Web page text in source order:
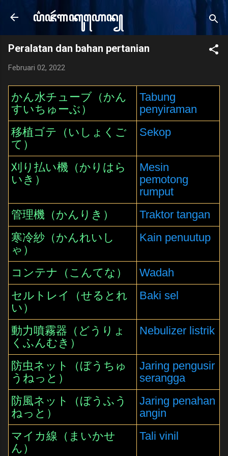
Langsung ke konten utama
ꦥ꦳ꦗꦂ​ꦒꦏꦸꦲꦺꦤ꧀
Peralatan dan bahan pertanian
Februari 02, 2022
かん水チューブ（かん
すいちゅーぶ）
Tabung
penyiraman
移植ゴテ（いしょくご
て）
Sekop
刈り払い機（かりはら
いき）
Mesin
pemotong
rumput
管理機（かんりき）
Traktor tangan
寒冷紗（かんれいし
ゃ）
Kain penuutup
コンテナ（こんてな）
Wadah
セルトレイ（せるとれ
い）
Baki sel
動力噴霧器（どうりょ
くふんむき）
Nebulizer listrik
防虫ネット（ぼうちゅ
うねっと）
Jaring pengusir
serangga
防風ネット（ぼうふう
ねっと）
Jaring penahan
angin
マイカ線（まいかせ
ん）
Tali vinil